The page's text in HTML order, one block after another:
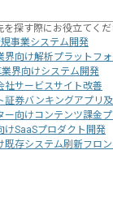
探す際にお役立てく
事業システム開発
界向け解析プラットフ
業界向けシステム開発
社サービスサイト改善
証券バンキングアプリ
ー向けコンテンツ課金
けSaaSプロダクト開発
既存システム刷新フロ